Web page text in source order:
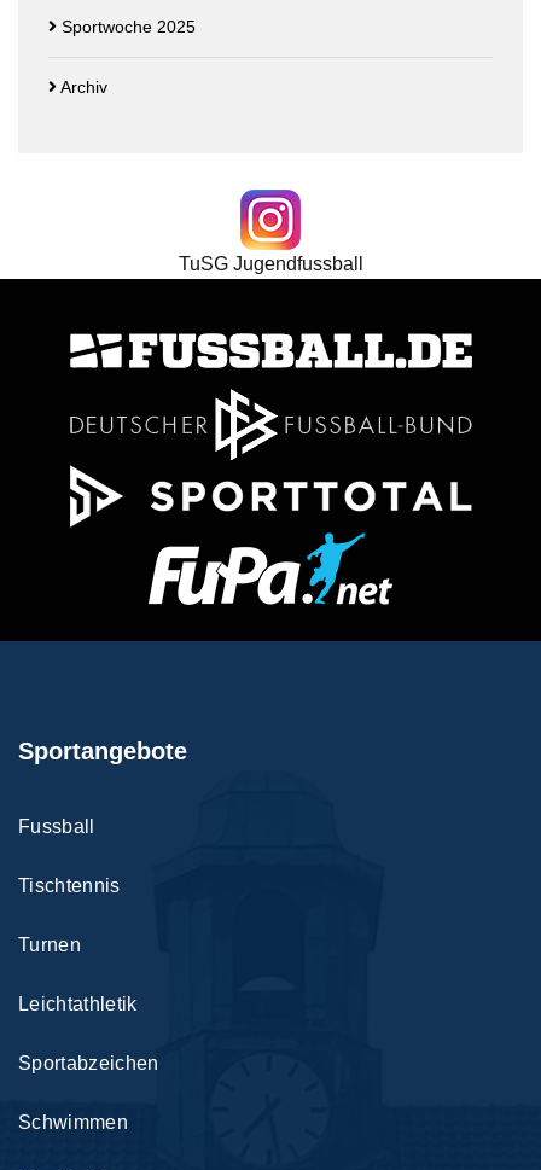
Sportwoche 2025
Archiv
TuSG Jugendfussball
Sportangebote
Fussball
Tischtennis
Turnen
Leichtathletik
Sportabzeichen
Schwimmen